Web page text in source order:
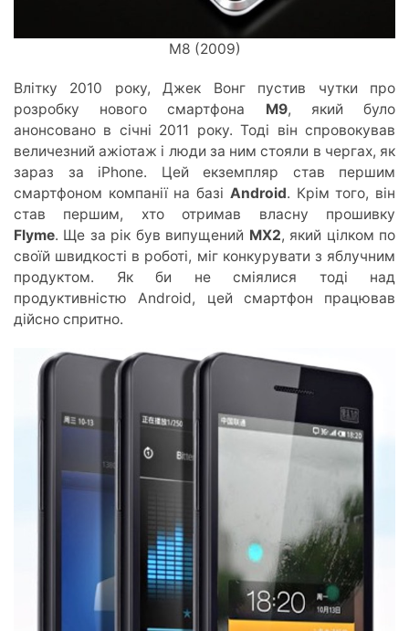
M8 (2009)
Влітку 2010 року, Джек Вонг пустив чутки про
розробку нового смартфона М9, який було
анонсовано в січні 2011 року. Тоді він спровокував
величезний ажіотаж і люди за ним стояли в чергах, як
зараз за iPhone. Цей екземпляр став першим
смартфоном компанії на базі Android. Крім того, він
став першим, хто отримав власну прошивку
Flyme. Ще за рік був випущений МХ2, який цілком по
своїй швидкості в роботі, міг конкурувати з яблучним
продуктом. Як би не сміялися тоді над
продуктивністю Android, цей смартфон працював
дійсно спритно.